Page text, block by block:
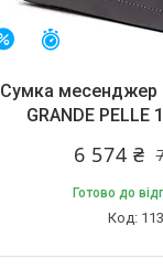
–15% Залишилось
Сумка месенджер
GRANDE PELLE
6 574 ₴
Готово до